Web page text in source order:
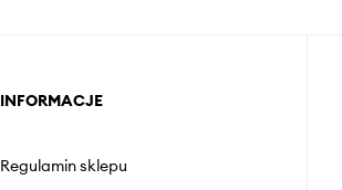
INFORMACJE
Regulamin sklepu